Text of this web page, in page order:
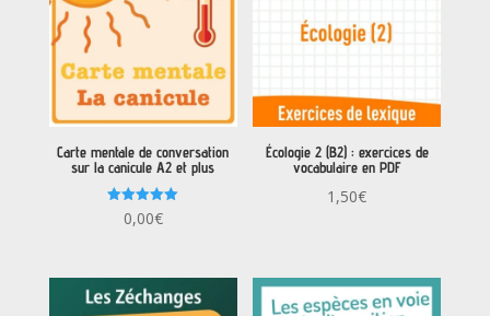
Carte mentale de conversation
sur la canicule A2 et plus
Note
5.00
0,00€
Écologie 2 (B2) : exercices de
vocabulaire en PDF
1,50€